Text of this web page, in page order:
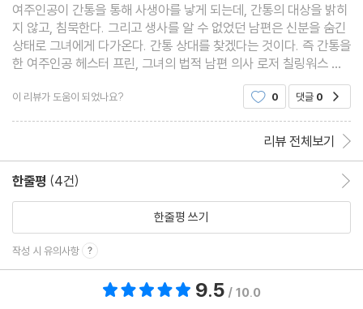
여주인공이 간통을 통해 사생아를 낳게 되는데, 간통의 대상을 밝히
지 않고, 침묵한다. 그리고 생사를 알 수 없었던 남편은 신분을 숨긴
상태로 그녀에게 다가온다. 간통 상대를 찾겠다는 것이다. 즉 간통을
한 여주인공 헤스터 프린, 그녀의 법적 남편 의사 로저 칠링워스 그
리고 간통남 아서 딤즈데일 목사의 삼각 관계를 그리는 것 같지만,
애정에 대한 이야기가 거의 없다. 이 책의
이 리뷰가 도움이 되었나요? 0 댓글 0
리뷰 전체보기
한줄평 (4건)
한줄평 쓰기
작성 시 유의사항
9.5 / 10.0